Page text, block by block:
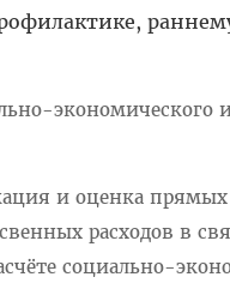
экономического
и оценка
расходов в
социально-